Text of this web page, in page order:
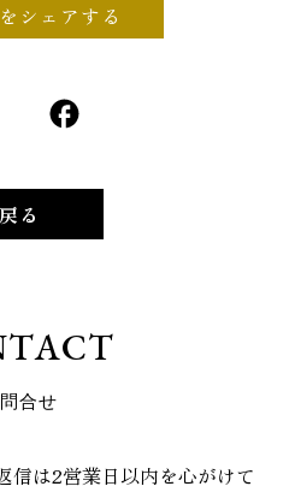
シェアする
戻る
TACT
問合せ
信は2営業日以内を心がけて